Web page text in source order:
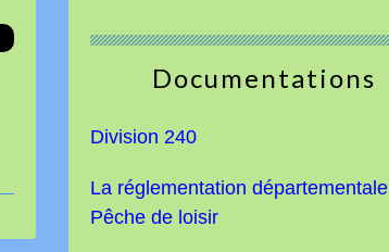
Documentations
Division 240
La réglementation départementale
Pêche de loisir